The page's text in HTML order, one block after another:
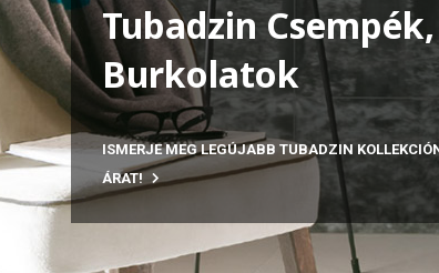
Tubadzin
Burkolatok
ISMERJE MEG LEGÚJABB TUBADZIN
ÁRAT!